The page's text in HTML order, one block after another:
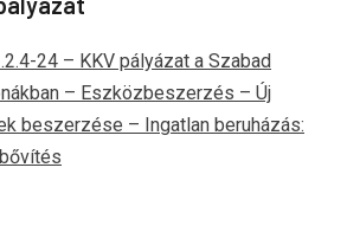
24 – KKV pályázat a Szabad
– Eszközbeszerzés – Új
beszerzése – Ingatlan beruházás: